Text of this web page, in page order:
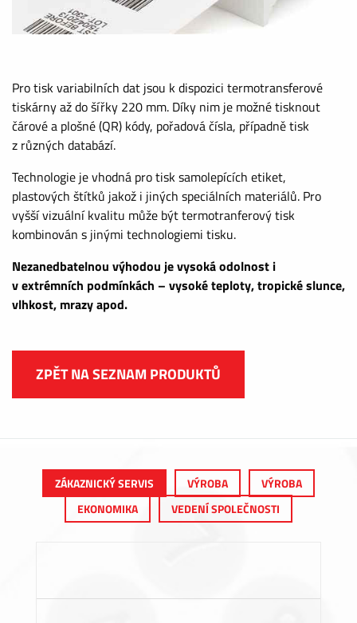
Pro tisk variabilních dat jsou k dispozici termotransferové
tiskárny až do šířky 220 mm. Díky nim je možné tisknout
čárové a plošné (QR) kódy, pořadová čísla, případně tisk
z různých databází.
Technologie je vhodná pro tisk samolepících etiket,
plastových štítků jakož i jiných speciálních materiálů. Pro
vyšší vizuální kvalitu může být termotranferový tisk
kombinován s jinými technologiemi tisku.
Nezanedbatelnou výhodou je vysoká odolnost i
v extrémních podmínkách – vysoké teploty, tropické slunce,
vlhkost, mrazy apod.
ZPĚT NA SEZNAM PRODUKTŮ
ZÁKAZNICKÝ SERVIS VÝROBA
VÝROBA
EKONOMIKA
VEDENÍ SPOLEČNOSTI